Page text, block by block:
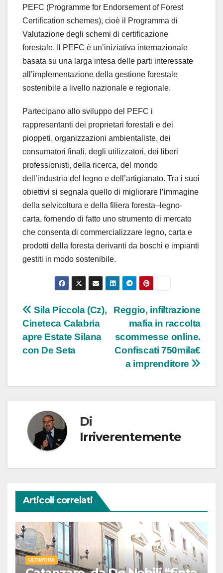
PEFC (Programme for Endorsement of Forest
Certification schemes), cioè il Programma di
Valutazione degli schemi di certificazione
forestale. Il PEFC è un’iniziativa internazionale
basata su una larga intesa delle parti interessate
all’implementazione della gestione forestale
sostenibile a livello nazionale e regionale.
Partecipano allo sviluppo del PEFC i
rappresentanti dei proprietari forestali e dei
pioppeti, organizzazioni ambientaliste, dei
consumatori finali, degli utilizzatori, dei liberi
professionisti, della ricerca, del mondo
dell’industria del legno e dell’artigianato. Tra i suoi
obiettivi si segnala quello di migliorare l’immagine
della selvicoltura e della filiera foresta–legno-
carta, fornendo di fatto uno strumento di mercato
che consenta di commercializzare legno, carta e
prodotti della foresta derivanti da boschi e impianti
gestiti in modo sostenibile.
Navigazione
articoli
Reggio, infiltrazione
mafia in raccolta
scommesse online.
Confiscati 750mila€
a imprenditore
Sila Piccola (Cz),
Cineteca Calabria
apre Estate Silana
con De Seta
Di
Irriverentemente
Articoli correlati
ULTIM'ORA